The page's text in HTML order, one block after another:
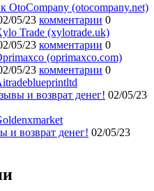
(otocompany.net)
05/23 комментарии 0
Trade (xylotrade.uk)
05/23 комментарии 0
(oprimaxco.com)
05/23 комментарии 0
и возврат денег! 02/05/23
и возврат денег! 02/05/23